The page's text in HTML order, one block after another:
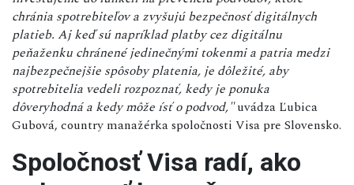
chránia spotrebiteľov a zvyšujú bezpečnosť digitálnych
platieb. Aj keď sú napríklad platby cez digitálnu
peňaženku chránené jedinečnými tokenmi a patria medzi
najbezpečnejšie spôsoby platenia, je dôležité, aby
spotrebitelia vedeli rozpoznať, kedy je ponuka
dôveryhodná a kedy môže ísť o podvod,"uvádza Ľubica
Gubová, country manažérka spoločnosti Visa pre Slovensko.
Spoločnosť Visa radí, ako